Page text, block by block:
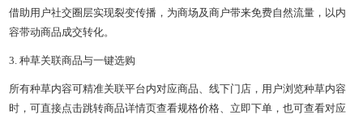
借助用户社交圈层实现裂变传播，为商场及商户带来免费自然流量，以内
容带动商品成交转化。
3. 种草关联商品与一键选购
所有种草内容可精准关联平台内对应商品、线下门店，用户浏览种草内容
时，可直接点击跳转商品详情页查看规格价格、立即下单，也可查看对应